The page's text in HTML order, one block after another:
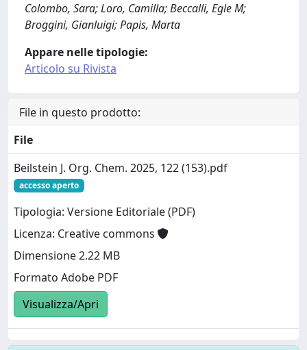
Colombo, Sara; Loro, Camilla; Beccalli, Egle M;
Broggini, Gianluigi; Papis, Marta
Appare nelle tipologie:
Articolo su Rivista
File in questo prodotto:
File
Beilstein J. Org. Chem. 2025, 122 (153).pdf
accesso aperto
Tipologia: Versione Editoriale (PDF)
Licenza: Creative commons
Dimensione 2.22 MB
Formato Adobe PDF
Visualizza/Apri